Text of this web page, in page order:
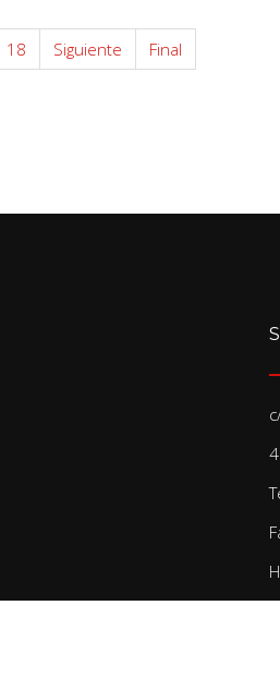
18 Siguiente Final